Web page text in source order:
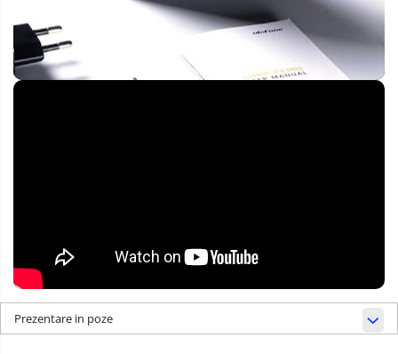
Prezentare in poze